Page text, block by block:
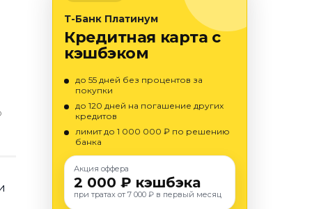
Т-Банк Платинум
Кредитная карта с
кэшбэком
до 55 дней без процентов за
покупки
до 120 дней на погашение других
кредитов
лимит до 1 000 000 ₽ по решению
банка
Акция оффера
2 000 ₽ кэшбэка
при тратах от 7 000 ₽ в первый месяц